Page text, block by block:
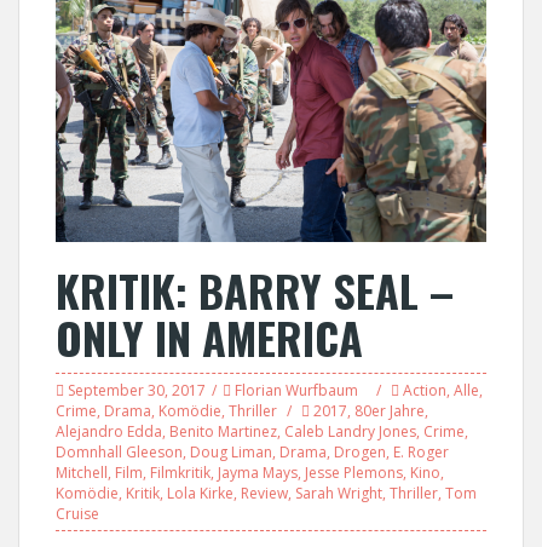
KRITIK: BARRY SEAL –
ONLY IN AMERICA
September 30, 2017 Florian Wurfbaum Action, Alle,
Crime, Drama, Komödie, Thriller 2017, 80er Jahre,
Alejandro Edda, Benito Martinez, Caleb Landry Jones, Crime,
Domnhall Gleeson, Doug Liman, Drama, Drogen, E. Roger
Mitchell, Film, Filmkritik, Jayma Mays, Jesse Plemons, Kino,
Komödie, Kritik, Lola Kirke, Review, Sarah Wright, Thriller, Tom
Cruise